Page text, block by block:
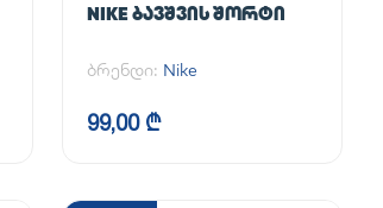
NIKE ᲑᲐᲕᲨᲕᲘᲡ ᲨᲝᲠᲢᲘ
ბრენდი: Nike
99,00 ₾